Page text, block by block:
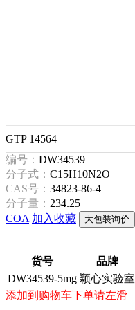
GTP 14564
编号： DW34539
分子式： C15H10N2O
CAS号： 34823-86-4
分子量： 234.25
COA 加入收藏 大包装询价
货号 品牌
DW34539-5mg 颖心实验室
添加到购物车下单请左滑